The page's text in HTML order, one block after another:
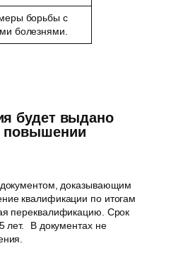
борьбы с
болезнями.
будет выдано
повышении
доказывающим
квалификации по итогам
переквалификацию. Срок
лет. В документах не